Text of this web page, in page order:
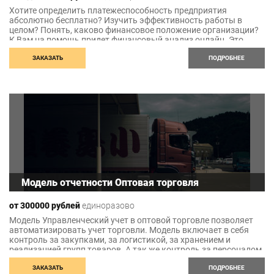
Хотите определить платежеспособность предприятия
абсолютно бесплатно? Изучить эффективность работы в
целом? Понять, каково финансовое положение организации?
К Вам на помощь придет финансовый анализ онлайн. Это
простой способ определить финансовое состояние
организации. Никаких трудностей в составлении. Требуются
только бухгалтерская отчетность фирмы, которую система
ООО). Бухгалтерская отчетность
ЗАКАЗАТЬ ПОДРОБНЕЕ
Модель отчетности Оптовая торговля
от 300000 рублейединоразово
Модель Управленческий учет в оптовой торговле позволяет
автоматизировать учет торговли. Модель включает в себя
контроль за закупками, за логистикой, за хранением и
реализацией групп товаров. А так же контроль за персоналом,
за клиентами и за товарами. Состав показателей и набор
отчетов модели «Оптовая торговля» может быть увеличен для
ЗАКАЗАТЬ ПОДРОБНЕЕ